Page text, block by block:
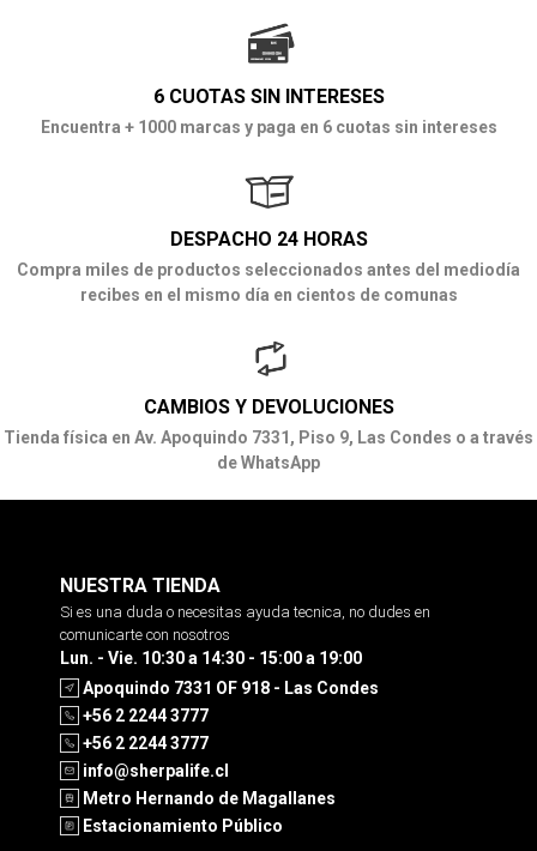
6 CUOTAS SIN INTERESES
Encuentra + 1000 marcas y paga en 6 cuotas sin intereses
DESPACHO 24 HORAS
Compra miles de productos seleccionados antes del mediodía
recibes en el mismo día en cientos de comunas
CAMBIOS Y DEVOLUCIONES
Tienda física en Av. Apoquindo 7331, Piso 9, Las Condes o a través
de WhatsApp
NUESTRA TIENDA
Si es una duda o necesitas ayuda tecnica, no dudes en
comunicarte con nosotros
Lun. - Vie. 10:30 a 14:30 - 15:00 a 19:00
Apoquindo 7331 OF 918 - Las Condes
+56 2 2244 3777
+56 2 2244 3777
info@sherpalife.cl
Metro Hernando de Magallanes
Estacionamiento Público